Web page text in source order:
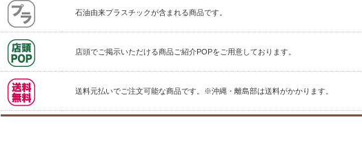
石油由来プラスチックが含まれる商品です。
店頭でご掲示いただける商品ご紹介POPをご用意しております。
送料元払いでご注文可能な商品です。※沖縄・離島部は送料がかかります。